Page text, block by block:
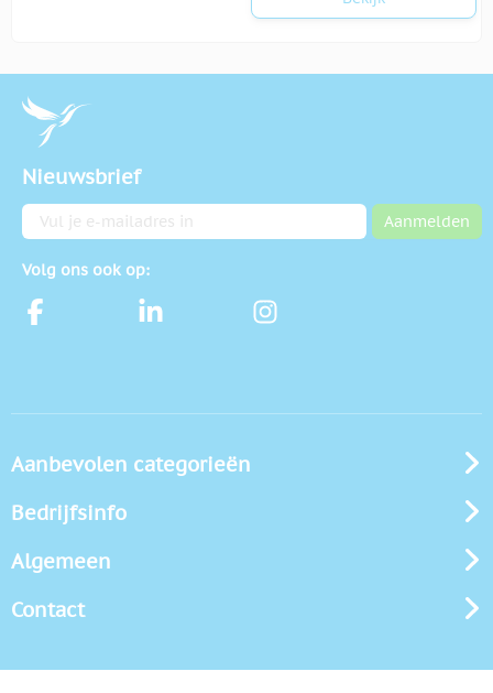
Nieuwsbrief
E-mailadres Aanmelden
Volg ons ook op:
Aanbevolen categorieën
Bedrijfsinfo
Algemeen
Contact